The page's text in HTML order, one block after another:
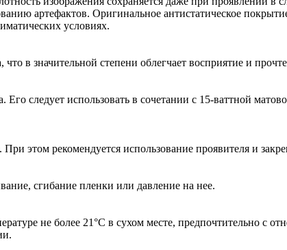
артефактов. Оригинальное антистатическое
условиях.
в значительной степени облегчает восприятие и
следует использовать в сочетании с 15-ваттной
этом рекомендуется использование проявителя и
сгибание пленки или давление на нее.
не более 21°C в сухом месте, предпочтительно с